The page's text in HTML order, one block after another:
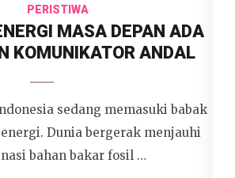
PERISTIWA
MASA DEPAN ADA
KOMUNIKATOR ANDAL
sedang memasuki babak
Dunia bergerak menjauhi
bahan bakar fosil …